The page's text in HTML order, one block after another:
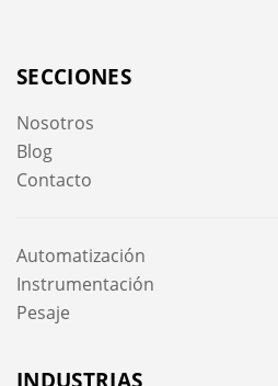
SECCIONES
Nosotros
Blog
Contacto
Automatización
Instrumentación
Pesaje
INDUSTRIAS